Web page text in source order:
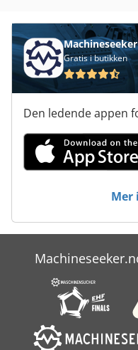
Machineseeker
Gratis i butikken
Den ledende appen
Mer